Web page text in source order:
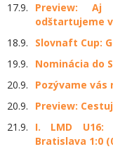
17.9.
Preview:
odštartujeme
18.9.
Slovnaft Cup:
19.9.
Nominácia do
20.9.
Pozývame vás
20.9.
Preview:
21.9.
I. LMD U16:
Bratislava 1:0